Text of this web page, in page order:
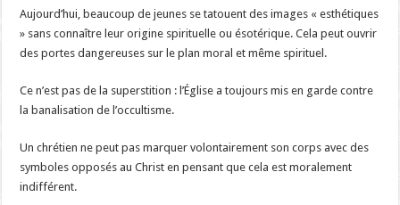
Aujourd’hui, beaucoup de jeunes se tatouent des images « esthétiques
» sans connaître leur origine spirituelle ou ésotérique. Cela peut ouvrir
des portes dangereuses sur le plan moral et même spirituel.
Ce n’est pas de la superstition : l’Église a toujours mis en garde contre
la banalisation de l’occultisme.
Un chrétien ne peut pas marquer volontairement son corps avec des
symboles opposés au Christ en pensant que cela est moralement
indifférent.